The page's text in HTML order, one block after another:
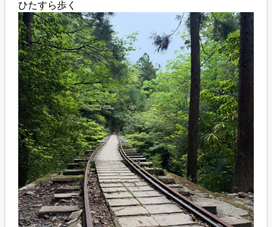
ひたすら歩く